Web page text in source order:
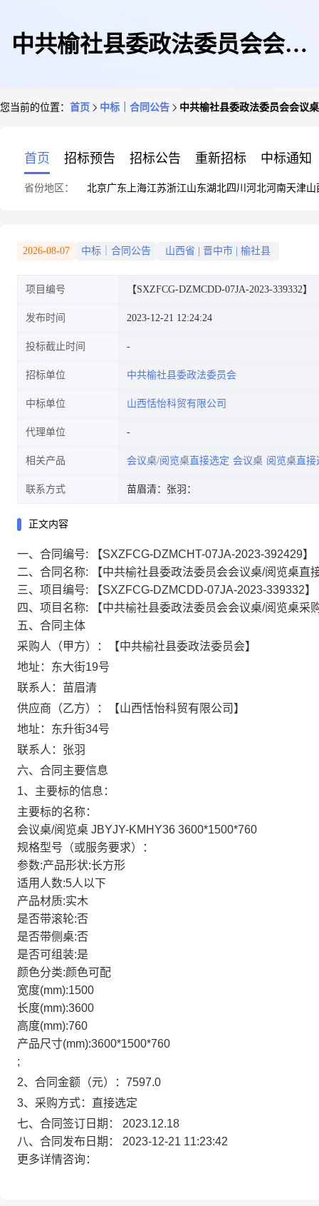
中共榆社县委政法委员会会议
您当前的位置： 首页 中标｜合同公告 中共榆社县委政法委员会会议
首页 招标预告 招标公告 重新招标 中标通知
省份地区： 北京广东 上海江苏浙江山东湖北四川 河北河南天津山
2026-08-07 中标｜合同公告 山西省 晋中市 榆社县
项目编号 【SXZFCG-DZMCDD-07JA-2023-339332】
发布时间 2023-12-21 12:24:24
投标截止时间
招标单位 中共榆社县委政法委员会
中标单位 山西恬怡科贸有限公司
代理单位
相关产品 会议桌/阅览桌直接选定 会议桌 阅览桌直接
联系方式 苗眉清： 张羽：
正文内容
一、合同编号:
【SXZFCG-DZMCHT-07JA-2023-392429】
二、合同名称:
【中共榆社县委政法委员会会议桌/阅览桌直
三、项目编号:
【SXZFCG-DZMCDD-07JA-2023-339332】
四、项目名称:
【中共榆社县委政法委员会会议桌/阅览桌采
五、合同主体
采购人（甲方）：【中共榆社县委政法委员会】
地址：东大街19号
联系人：苗眉清
供应商（乙方）：【山西恬怡科贸有限公司】
地址：东升街34号
联系人：张羽
六、合同主要信息
1、主要标的信息：
主要标的名称：
会议桌/阅览桌 JBYJY-KMHY36 3600*1500*760
规格型号（或服务要求）：
参数:产品形状:长方形
适用人数:5人以下
产品材质:实木
是否带滚轮:否
是否带侧桌:否
是否可组装:是
颜色分类:颜色可配
宽度(mm):1500
长度(mm):3600
高度(mm):760
产品尺寸(mm):3600*1500*760
;
2、合同金额（元）：7597.0
3、采购方式：直接选定
七、合同签订日期： 2023.12.18
八、合同发布日期： 2023-12-21 11:23:42
更多详情咨询：